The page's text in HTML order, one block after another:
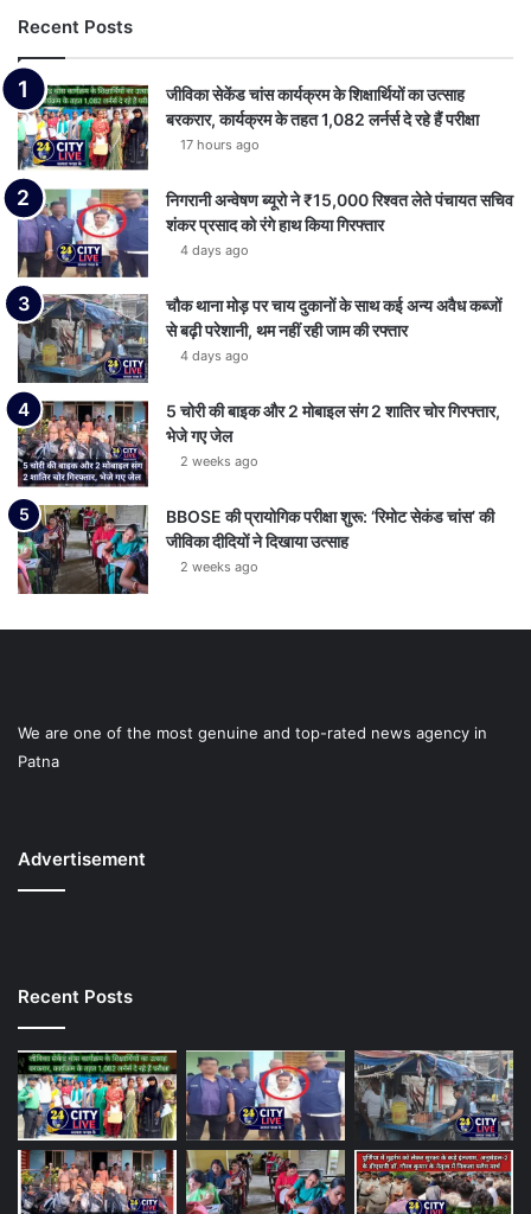
Recent Posts
जीविका सेकेंड चांस कार्यक्रम के शिक्षार्थियों का उत्साह
बरकरार, कार्यक्रम के तहत 1,082 लर्नर्स दे रहे हैं परीक्षा
17 hours ago
निगरानी अन्वेषण ब्यूरो ने ₹15,000 रिश्वत लेते पंचायत सचिव
शंकर प्रसाद को रंगे हाथ किया गिरफ्तार
4 days ago
चौक थाना मोड़ पर चाय दुकानों के साथ कई अन्य अवैध कब्जों
से बढ़ी परेशानी, थम नहीं रही जाम की रफ्तार
4 days ago
5 चोरी की बाइक और 2 मोबाइल संग 2 शातिर चोर गिरफ्तार,
भेजे गए जेल
2 weeks ago
BBOSE की प्रायोगिक परीक्षा शुरू: ‘रिमोट सेकंड चांस’ की
जीविका दीदियों ने दिखाया उत्साह
2 weeks ago
We are one of the most genuine and top-rated news agency in
Patna
Advertisement
Recent Posts